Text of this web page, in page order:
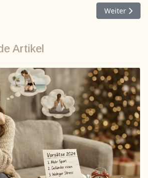
Wie sich gute Bindung auf Gesundheit
Nächster
Weiter
Artikel